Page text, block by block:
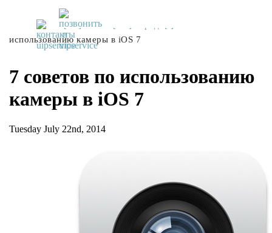
UiPservice »[:ru]Советы[:ua]Поради[:]
использованию камеры в iOS 7
7 советов по использованию
камеры в iOS 7
Tuesday July 22nd, 2014